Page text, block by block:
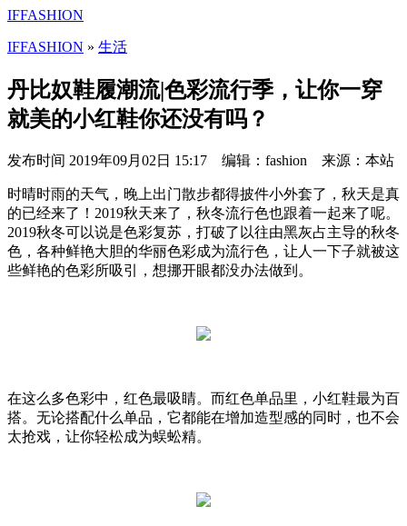
IFFASHION
IFFASHION » 生活
丹比奴鞋履潮流|色彩流行季，让你一穿
就美的小红鞋你还没有吗？
发布时间 2019年09月02日 15:17 编辑：fashion 来源：本站
时晴时雨的天气，晚上出门散步都得披件小外套了，秋天是真
的已经来了！2019秋天来了，秋冬流行色也跟着一起来了呢。
2019秋冬可以说是色彩复苏，打破了以往由黑灰占主导的秋冬
色，各种鲜艳大胆的华丽色彩成为流行色，让人一下子就被这
些鲜艳的色彩所吸引，想挪开眼都没办法做到。
在这么多色彩中，红色最吸睛。而红色单品里，小红鞋最为百
搭。无论搭配什么单品，它都能在增加造型感的同时，也不会
太抢戏，让你轻松成为蜈蚣精。